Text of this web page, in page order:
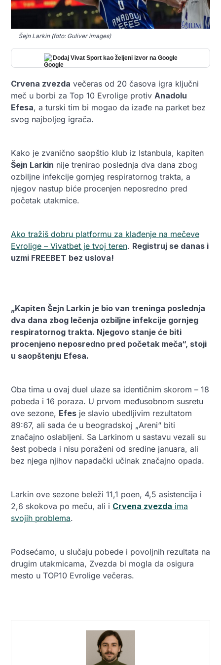
Šejn Larkin (foto: Guliver images)
Dodaj Vivat Sport kao željeni izvor na Google
Crvena zvezda večeras od 20 časova igra ključni
meč u borbi za Top 10 Evrolige protiv Anadolu
Efesa, a turski tim bi mogao da izađe na parket bez
svog najboljeg igrača.
Kako je zvanično saopštio klub iz Istanbula, kapiten
Šejn Larkin nije trenirao poslednja dva dana zbog
ozbiljne infekcije gornjeg respiratornog trakta, a
njegov nastup biće procenjen neposredno pred
početak utakmice.
Ako tražiš dobru platformu za klađenje na mečeve
Evrolige – Vivatbet je tvoj teren. Registruj se danas i
uzmi FREEBET bez uslova!
„Kapiten Šejn Larkin je bio van treninga poslednja
dva dana zbog lečenja ozbiljne infekcije gornjeg
respiratornog trakta. Njegovo stanje će biti
procenjeno neposredno pred početak meča“, stoji
u saopštenju Efesa.
Oba tima u ovaj duel ulaze sa identičnim skorom – 18
pobeda i 16 poraza. U prvom međusobnom susretu
ove sezone, Efes je slavio ubedljivim rezultatom
89:67, ali sada će u beogradskoj „Areni“ biti
značajno oslabljeni. Sa Larkinom u sastavu vezali su
šest pobeda i nisu poraženi od sredine januara, ali
bez njega njihov napadački učinak značajno opada.
Larkin ove sezone beleži 11,1 poen, 4,5 asistencija i
2,6 skokova po meču, ali i Crvena zvezda ima
svojih problema.
Podsećamo, u slučaju pobede i povoljnih rezultata na
drugim utakmicama, Zvezda bi mogla da osigura
mesto u TOP10 Evrolige večeras.